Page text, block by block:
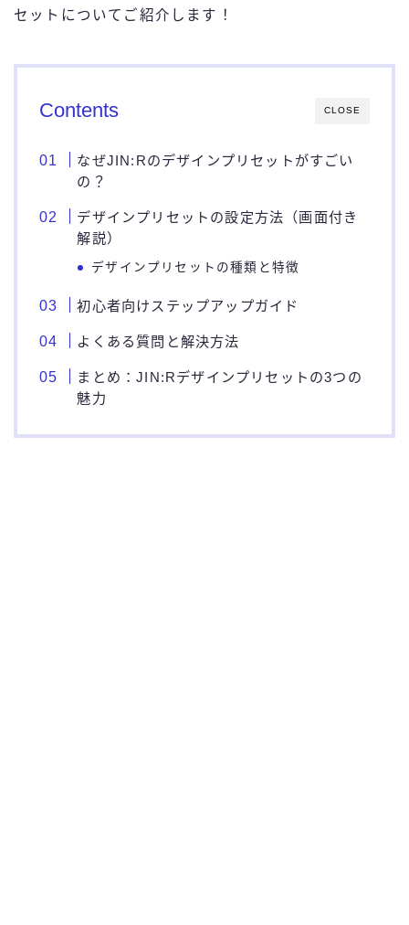
セットについてご紹介します！
CLOSE
Contents
なぜJIN:Rのデザインプリセットがすごい
の？
デザインプリセットの設定方法（画面付き
解説）
デザインプリセットの種類と特徴
初心者向けステップアップガイド
よくある質問と解決方法
まとめ：JIN:Rデザインプリセットの3つの
魅力